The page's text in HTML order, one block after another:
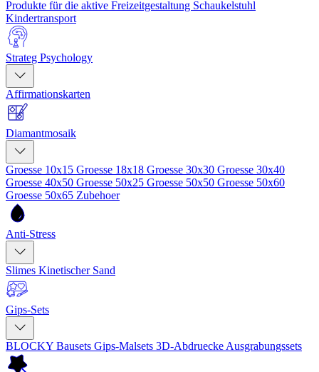
Produkte für die aktive Freizeitgestaltung Schaukelstuhl
Kindertransport
Strateg Psychology
Affirmationskarten
Diamantmosaik
Groesse 10x15 Groesse 18x18 Groesse 30x30 Groesse 30x40
Groesse 40x50 Groesse 50x25 Groesse 50x50 Groesse 50x60
Groesse 50x65 Zubehoer
Anti-Stress
Slimes Kinetischer Sand
Gips-Sets
BLOCKY Bausets Gips-Malsets 3D-Abdruecke Ausgrabungssets